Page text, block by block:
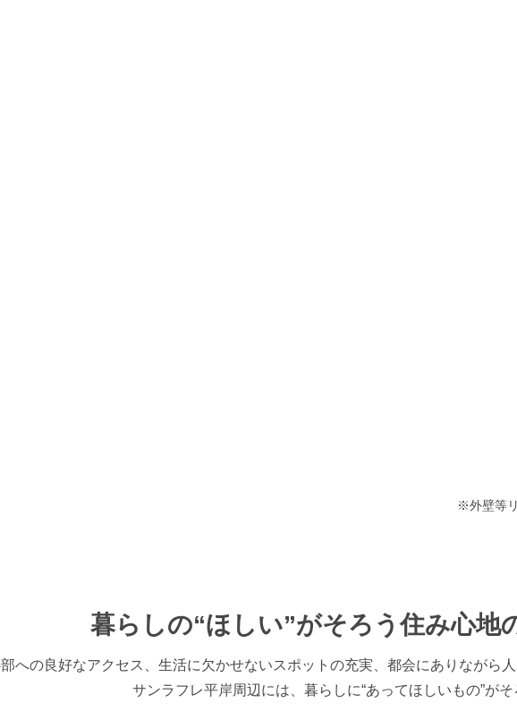
※外壁等
暮らしの“ほしい”がそろう住み心地
への良好なアクセス、生活に欠かせないスポットの充実、都会にありながら
サンラフレ平岸周辺には、暮らしに“あってほしいもの”がそ